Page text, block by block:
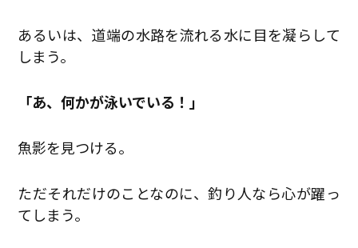
あるいは、道端の水路を流れる水に目を凝らして
しまう。
「あ、何かが泳いでいる！」
魚影を見つける。
ただそれだけのことなのに、釣り人なら心が躍っ
てしまう。